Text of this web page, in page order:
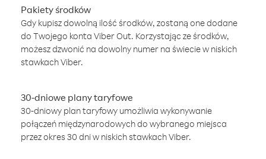
Pakiety środków
Gdy kupisz dowolną ilość środków, zostaną one dodane
do Twojego konta Viber Out. Korzystając ze środków,
możesz dzwonić na dowolny numer na świecie w niskich
stawkach Viber.
30-dniowe plany taryfowe
30-dniowy plan taryfowy umożliwia wykonywanie
połączeń międzynarodowych do wybranego miejsca
przez okres 30 dni w niskich stawkach Viber.